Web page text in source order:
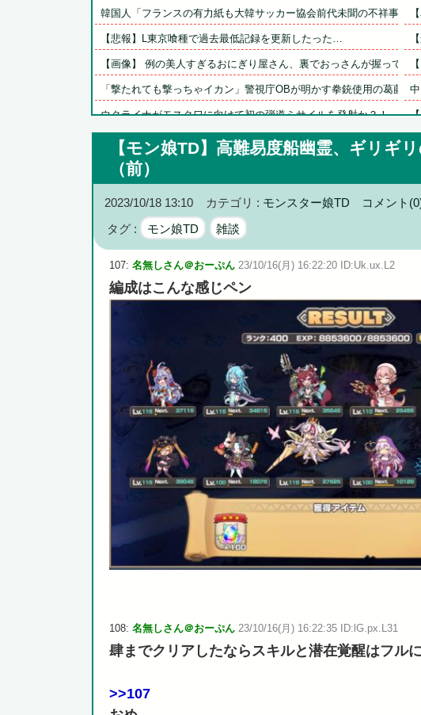
韓国人「フランスの有力紙も大韓サッカー協会前代未聞の不祥事を...
【悲報】L東京喰種で過去最低記録を更新したった…
【画像】 例の美人すぎるおにぎり屋さん、裏でおっさんが握って...
「撃たれても撃っちゃイカン」警視庁OBが明かす拳銃使用の葛藤...
ウクライナがモスクワに向けて初の弾道ミサイルを発射か？！
【悲報】ロシアさん、ついに国民の財産を没収しはじめる
【朗報】メディア「PS6はPS5の2倍超の性能に」
高市政権に媚びて偏向報道まみれの産経新聞、コスト上昇に耐えら...
Powered by livedoor 相互RSS
【モン娘TD】高難易度船幽霊、ギリギ
（前）
2023/10/18 13:10 カテゴリ : モンスター娘TD
コメント
タグ :
モン娘TD 雑談
107: 名無しさん＠おーぷん 23/10/16(月) 16:22:20 ID:Uk.ux.L2
編成はこんな感じペン
108: 名無しさん＠おーぷん 23/10/16(月) 16:22:35 ID:lG.px.L31
肆までクリアしたならスキルと潜在覚醒はフル
>>107